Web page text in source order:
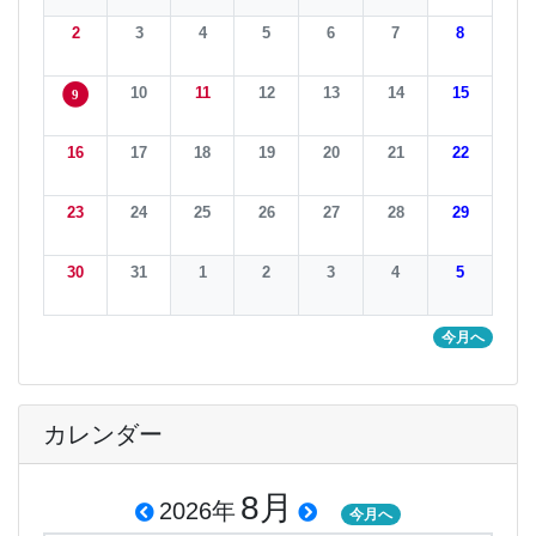
2 3 4 5 6 7 8
9 10 11 12 13 14 15
16 17 18 19 20 21 22
23 24 25 26 27 28 29
30 31 1 2 3 4 5
今月へ
カレンダー
2026年 8月 今月へ